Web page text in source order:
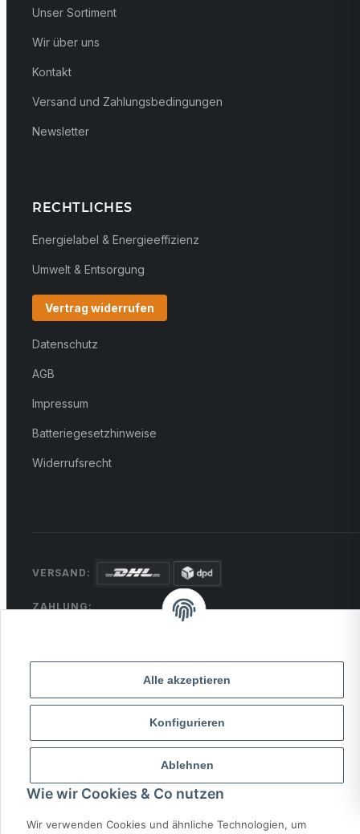
Alle akzeptieren
Konfigurieren
Ablehnen
Wie wir Cookies & Co nutzen
Wir verwenden Cookies und ähnliche Technologien, um
Unser Sortiment
Wir über uns
Kontakt
Versand und Zahlungsbedingungen
Newsletter
RECHTLICHES
Energielabel & Energieeffizienz
Umwelt & Entsorgung
Vertrag widerrufen
Datenschutz
AGB
Impressum
Batteriegesetzhinweise
Widerrufsrecht
VERSAND:
ZAHLUNG:
MasterCard
* Alle Preise inkl. gesetzlicher USt., zzgl.Versand
Powered byMD IT Solutions